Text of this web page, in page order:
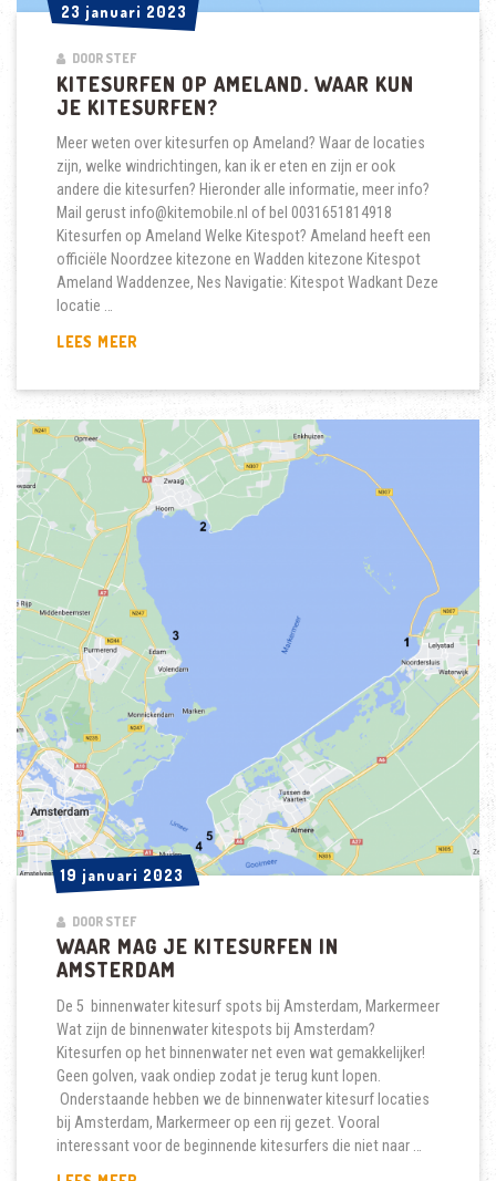
23 januari 2023
23 januari 2023
DOOR STEF
KITESURFEN OP AMELAND. WAAR KUN
JE KITESURFEN?
Meer weten over kitesurfen op Ameland? Waar de locaties
zijn, welke windrichtingen, kan ik er eten en zijn er ook
andere die kitesurfen? Hieronder alle informatie, meer info?
Mail gerust info@kitemobile.nl of bel 0031651814918
Kitesurfen op Ameland Welke Kitespot? Ameland heeft een
officiële Noordzee kitezone en Wadden kitezone Kitespot
Ameland Waddenzee, Nes Navigatie: Kitespot Wadkant Deze
locatie …
LEES MEER
WAAR
KUN
JE
KITESURFEN?
19 januari 2023
19 januari 2023
DOOR STEF
WAAR MAG JE KITESURFEN IN
AMSTERDAM
De 5 binnenwater kitesurf spots bij Amsterdam, Markermeer
Wat zijn de binnenwater kitespots bij Amsterdam?
Kitesurfen op het binnenwater net even wat gemakkelijker!
Geen golven, vaak ondiep zodat je terug kunt lopen.
Onderstaande hebben we de binnenwater kitesurf locaties
bij Amsterdam, Markermeer op een rij gezet. Vooral
interessant voor de beginnende kitesurfers die niet naar …